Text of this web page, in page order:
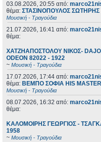
03.08.2026, 20:55 από:
θέμα: ΣΤΑΣΙΝΟΠΟΥΛΟΣ ΣΩΤΗΡΗΣ
Μουσική - Τραγούδια
21.07.2026, 16:41 από:
θέμα:
ΧΑΤΖΗΑΠΟΣΤΟΛΟΥ ΝΙΚΟΣ-
ODEON 82022 - 1922
~ Μουσική - Τραγούδια
17.07.2026, 17:44 από:
θέμα: ΒΕΜΠΟ ΣΟΦΙΑ HIS
Μουσική - Τραγούδια
08.07.2026, 16:32 από:
θέμα:
ΚΑΛΟΜΟΙΡΗΣ ΓΕΩΡΓΙΟΣ -
1958
~ Μουσική - Τραγούδια